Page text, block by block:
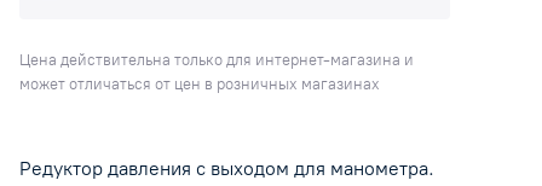
Цена действительна только для интернет-магазина и
может отличаться от цен в розничных магазинах
Редуктор давления с выходом для манометра.